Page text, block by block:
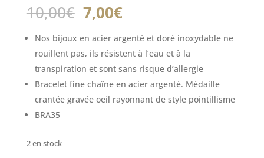
10,00€ Le
prix
initial
était :
10,00€.
7,00€Le
actuel
est :
7,00€.
Nos bijoux en acier argenté et doré inoxydable ne
rouillent pas, ils résistent à l’eau et à la
transpiration et sont sans risque d’allergie
Bracelet fine chaîne en acier argenté. Médaille
crantée gravée oeil rayonnant de style pointillisme
BRA35
2 en stock